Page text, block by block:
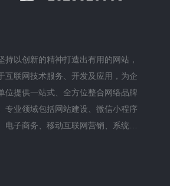
持以创新的精神打造出有用的网站，
互联网技术服务、开发及应用，为企
位提供一站式、全方位整合网络品牌
专业领域包括网站建设、微信小程序
电子商务、移动互联网营销、系统平